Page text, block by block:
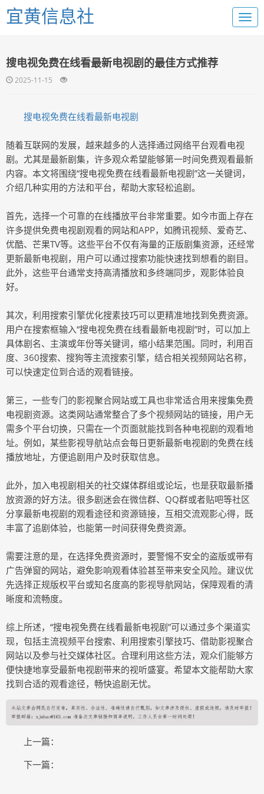
宜黄信息社
搜电视免费在线看最新电视剧的最佳方式推荐
2025-11-15
搜电视免费在线看最新电视剧
随着互联网的发展，越来越多的人选择通过网络平台观看电视
剧。尤其是最新剧集，许多观众希望能够第一时间免费观看最新
内容。本文将围绕“搜电视免费在线看最新电视剧”这一关键词，
介绍几种实用的方法和平台，帮助大家轻松追剧。
首先，选择一个可靠的在线播放平台非常重要。如今市面上存在
许多提供免费电视剧观看的网站和APP，如腾讯视频、爱奇艺、
优酷、芒果TV等。这些平台不仅有海量的正版剧集资源，还经常
更新最新电视剧，用户可以通过搜索功能快速找到想看的剧目。
此外，这些平台通常支持高清播放和多终端同步，观影体验良
好。
其次，利用搜索引擎优化搜素技巧可以更精准地找到免费资源。
用户在搜索框输入“搜电视免费在线看最新电视剧”时，可以加上
具体剧名、主演或年份等关键词，缩小结果范围。同时，利用百
度、360搜索、搜狗等主流搜索引擎，结合相关视频网站名称，
可以快速定位到合适的观看链接。
第三，一些专门的影视聚合网站或工具也非常适合用来搜集免费
电视剧资源。这类网站通常整合了多个视频网站的链接，用户无
需多个平台切换，只需在一个页面就能找到各种电视剧的观看地
址。例如，某些影视导航站点会每日更新最新电视剧的免费在线
播放地址，方便追剧用户及时获取信息。
此外，加入电视剧相关的社交媒体群组或论坛，也是获取最新播
放资源的好方法。很多剧迷会在微信群、QQ群或者贴吧等社区
分享最新电视剧的观看途径和资源链接，互相交流观影心得，既
丰富了追剧体验，也能第一时间获得免费资源。
需要注意的是，在选择免费资源时，要警惕不安全的盗版或带有
广告弹窗的网站，避免影响观看体验甚至带来安全风险。建议优
先选择正规版权平台或知名度高的影视导航网站，保障观看的清
晰度和流畅度。
综上所述，“搜电视免费在线看最新电视剧”可以通过多个渠道实
现，包括主流视频平台搜索、利用搜索引擎技巧、借助影视聚合
网站以及参与社交媒体社区。合理利用这些方法，观众们能够方
便快捷地享受最新电视剧带来的视听盛宴。希望本文能帮助大家
找到合适的观看途径，畅快追剧无忧。
上一篇：
下一篇：